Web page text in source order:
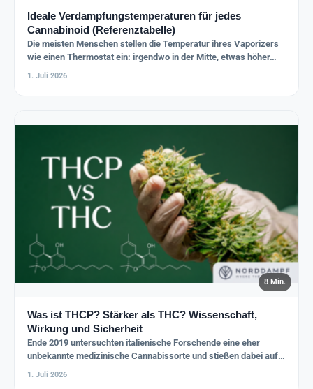
Ideale Verdampfungstemperaturen für jedes
Cannabinoid (Referenztabelle)
Die meisten Menschen stellen die Temperatur ihres Vaporizers
wie einen Thermostat ein: irgendwo in der Mitte, etwas höher…
1. Juli 2026
8 Min.
Was ist THCP? Stärker als THC? Wissenschaft,
Wirkung und Sicherheit
Ende 2019 untersuchten italienische Forschende eine eher
unbekannte medizinische Cannabissorte und stießen dabei auf
ein Cannabinoid, das zuvor…
1. Juli 2026